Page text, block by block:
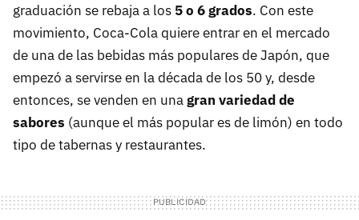
graduación se rebaja a los 5 o 6 grados. Con este
movimiento, Coca-Cola quiere entrar en el mercado
de una de las bebidas más populares de Japón, que
empezó a servirse en la década de los 50 y, desde
entonces, se venden en unagran variedad de
sabores (aunque el más popular es de limón) en todo
tipo de tabernas y restaurantes.